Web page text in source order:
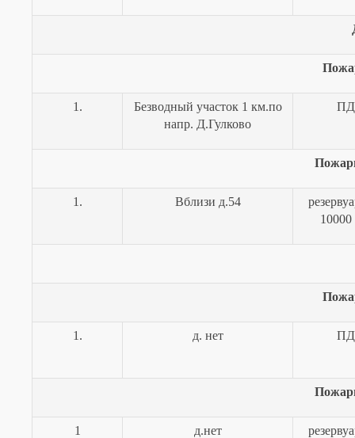
1.
Безводный участок 1 км.по
напр. Д.Гулково
ПД
1. Вблизи д.54
1. д. нет ПД
1 д.нет